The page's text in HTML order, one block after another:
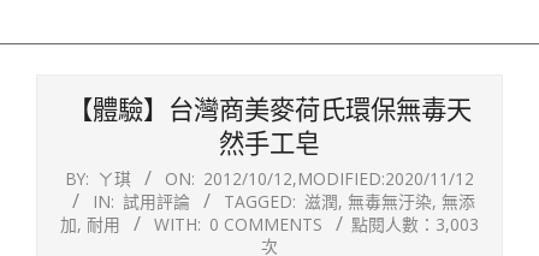
【體驗】台灣商美麥荷氏環保無毒天
然手工皂
BY: ㄚ琪 ON: 2012/10/12,MODIFIED:2020/11/12
IN: 試用評論 TAGGED: 滋潤, 無毒無汙染, 無添
加, 耐用 WITH: 0 COMMENTS
點閱人數：3,003
次